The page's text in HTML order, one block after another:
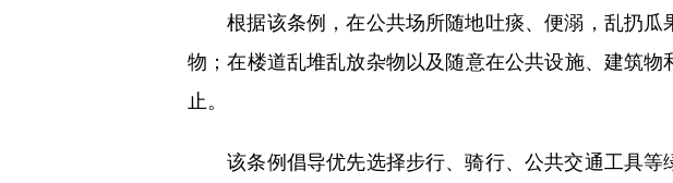
根据该条例，在公共场所随地吐痰、便溺，乱扔瓜
物；在楼道乱堆乱放杂物以及随意在公共设施、建筑
止。
该条例倡导优先选择步行、骑行、公共交通工具等